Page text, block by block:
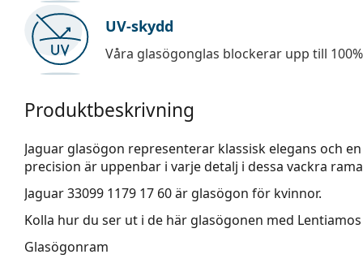
UV-skydd
Våra glasögonglas blockerar upp till
Produktbeskrivning
Jaguar glasögon representerar klassisk elegans och
precision är uppenbar i varje detalj i dessa vackra
Jaguar 33099 1179 17 60är glasögon för kvinnor.
Kolla hur du ser ut i de här glasögonen med
Glasögonram